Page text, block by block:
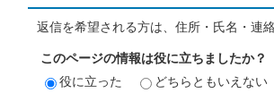
返信を希望される方は、住所・氏名・連
このページの情報は役に立ちましたか？
役に立った
どちらともいえない